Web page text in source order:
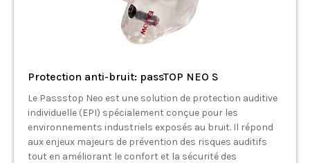
Protection anti-bruit: passTOP NEO S
Le Passstop Neo est une solution de protection auditive
individuelle (EPI) spécialement conçue pour les
environnements industriels exposés au bruit. Il répond
aux enjeux majeurs de prévention des risques auditifs
tout en améliorant le confort et la sécurité des